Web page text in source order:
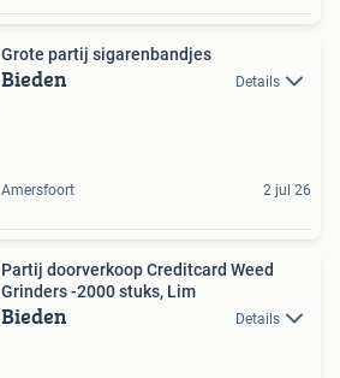
Grote partij sigarenbandjes
Bieden Details
Amersfoort 2 jul 26
Partij doorverkoop Creditcard Weed
Grinders -2000 stuks, Lim
Bieden Details